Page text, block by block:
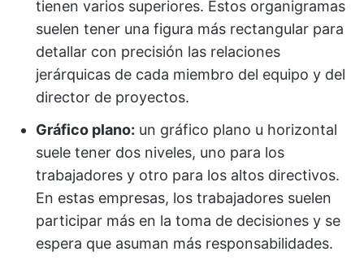
tienen varios superiores. Estos organigramas
suelen tener una figura más rectangular para
detallar con precisión las relaciones
jerárquicas de cada miembro del equipo y del
director de proyectos.
Gráfico plano: un gráfico plano u horizontal
suele tener dos niveles, uno para los
trabajadores y otro para los altos directivos.
En estas empresas, los trabajadores suelen
participar más en la toma de decisiones y se
espera que asuman más responsabilidades.